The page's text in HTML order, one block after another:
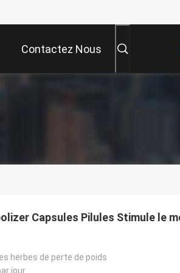
Contactez Nous
Capsules Pilules Stimule le
herbes de perte de poids
jour